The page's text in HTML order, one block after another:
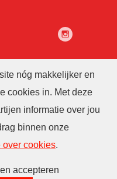
nóg makkelijker en
cookies in. Met deze
informatie over jou
binnen onze
over cookies.
accepteren